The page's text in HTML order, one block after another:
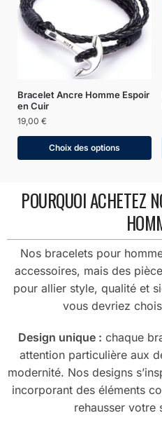
Bracelet Ancre Homme Espoir
en Cuir
19,00 €
Choix des options
POURQUOI ACHETEZ
Nos bracelets pour
accessoires, mais des
pour allier style, qualité et
vous devriez
Design unique : chaque
attention particulière aux
modernité. Nos designs
incorporant des éléments
rehausser votre